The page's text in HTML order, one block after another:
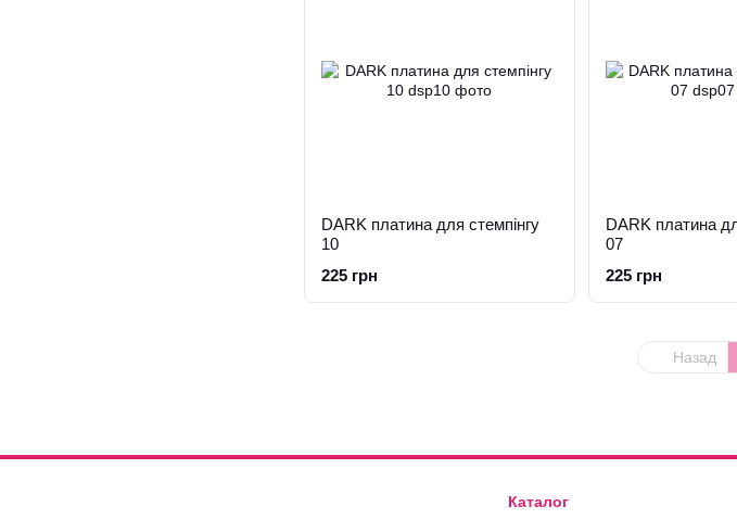
DARK платина для стемпінгу
10
225 грн
DARK платина
07
225 грн
Назад
Каталог